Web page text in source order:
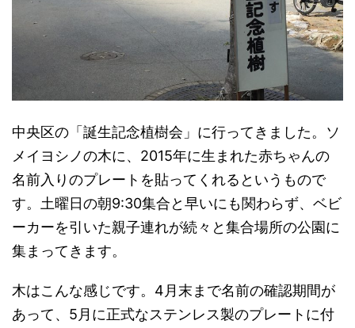
中央区の「誕生記念植樹会」に行ってきました。ソ
メイヨシノの木に、2015年に生まれた赤ちゃんの
名前入りのプレートを貼ってくれるというもので
す。土曜日の朝9:30集合と早いにも関わらず、ベビ
ーカーを引いた親子連れが続々と集合場所の公園に
集まってきます。
木はこんな感じです。4月末まで名前の確認期間が
あって、5月に正式なステンレス製のプレートに付